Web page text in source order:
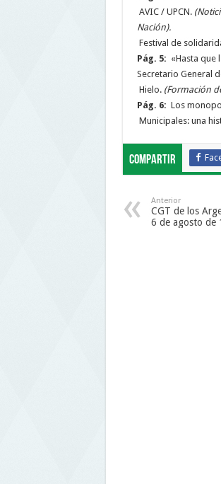
AVIC / UPCN.
Nación).
Festival de
Pág. 5: «Hasta que
Secretario General
Hielo. (Formación
Pág. 6: Los
Municipales: una
Compartir
Anterior
CGT de los
6 de agosto de